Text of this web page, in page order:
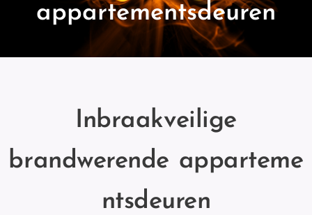
appartementsdeuren
Inbraakveilige
brandwerende apparteme
ntsdeuren